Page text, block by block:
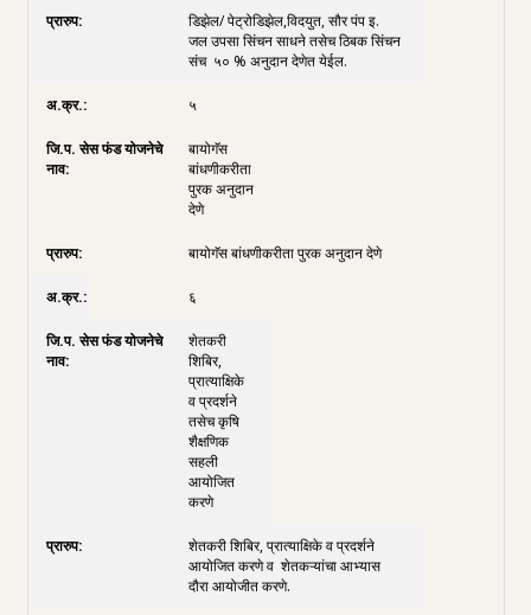
डिझेल/ पेट्रोडिझेल,विदयुत, सौर पंप इ.
जल उपसा सिंचन साधने तसेच ठिबक सिंचन
संच ५० % अनुदान देणेत येईल.
५
बायोगॅस
बांधणीकरीता
पुरक अनुदान
देणे
बायोगॅस बांधणीकरीता पुरक अनुदान देणे
६
शेतकरी
शिबिर,
प्रात्याक्षिके
व प्रदर्शने
तसेच कृषि
शैक्षणिक
सहली
आयोजित
करणे
शेतकरी शिबिर, प्रात्याक्षिके व प्रदर्शने
आयोजित करणे व शेतकऱ्यांचा आभ्यास
दौरा आयोजीत करणे.